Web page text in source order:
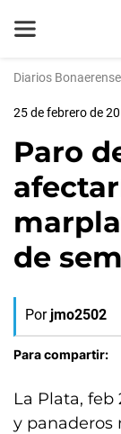
Diarios
25 de febrero de
Paro
de
Por jmo2502
Para compartir:
La Plata, feb
y panaderos